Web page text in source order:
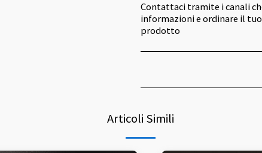
Contattaci tramite i canali
informazioni e ordinare il
prodotto
Articoli Simili